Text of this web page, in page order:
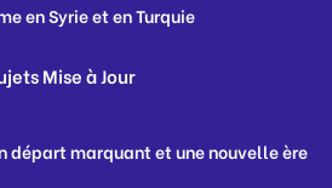
en Syrie et en Turquie
Mise à Jour
départ marquant et une nouvelle ère